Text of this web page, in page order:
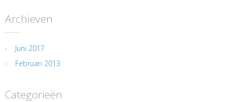
Archieven
Juni 2017
Februari 2013
Categorieën